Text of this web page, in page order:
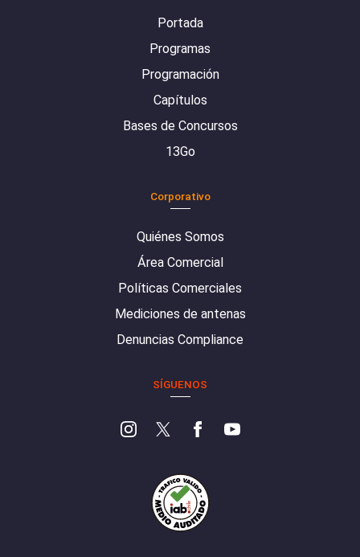
Portada
Programas
Programación
Capítulos
Bases de Concursos
13Go
Corporativo
Quiénes Somos
Área Comercial
Políticas Comerciales
Mediciones de antenas
Denuncias Compliance
SÍGUENOS